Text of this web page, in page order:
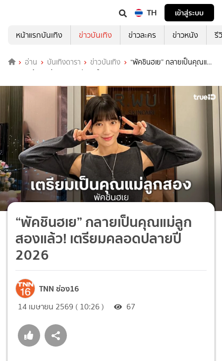
TH
เข้าสู่ระบบ
หน้าแรกบันเทิง
ข่าวบันเทิง ข่าวละคร ข่าวหนัง รี
อ่าน บันเทิงดารา ข่าวบันเทิง
“พัคชินฮเย” กลายเป็นคุณแม่
ลูกสองแล้ว! เตรียมคลอดปลายปี 2026
“พัคชินฮเย” กลายเป็นคุณแม่ลูก
สองแล้ว! เตรียมคลอดปลายปี
2026
TNN ช่อง16
14 เมษายน 2569 ( 10:26 ) 67